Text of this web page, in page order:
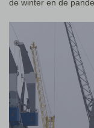
de winter en de